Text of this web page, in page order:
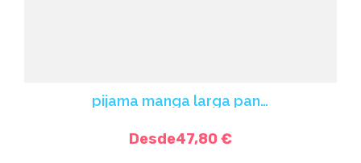
pijama manga larga pantalon estampado
Desde47,80 €